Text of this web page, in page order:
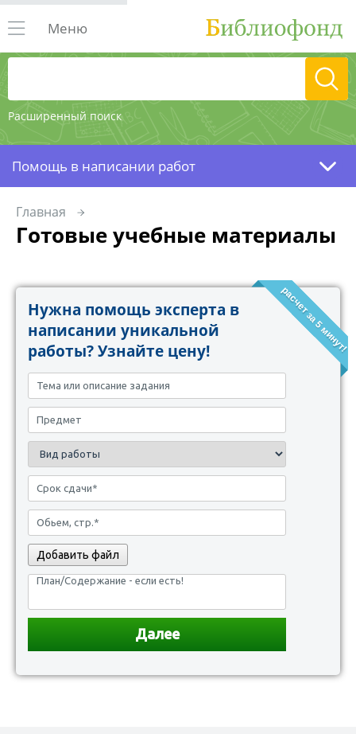
Расширенный поиск
Меню
Помощь в написании работ
Главная
Готовые учебные материалы
расчет за 5 минут!
Нужна помощь эксперта в
написании уникальной
работы? Узнайте цену!
Добавить файл